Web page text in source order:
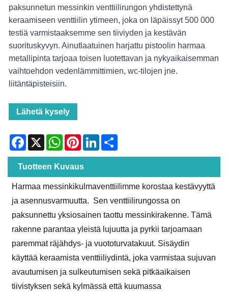
paksunnetun messinkin venttiilirungon yhdistettynä
keraamiseen venttiilin ytimeen, joka on läpäissyt 500 000
testiä varmistaaksemme sen tiiviyden ja kestävän
suorituskyvyn. Ainutlaatuinen harjattu pistoolin harmaa
metallipinta tarjoaa toisen luotettavan ja nykyaikaisemman
vaihtoehdon vedenlämmittimien, wc-tilojen jne.
liitäntäpisteisiin.
Lähetä kysely
Facebook
X WhatsAppPinterestLinkedIn
Tuotteen Kuvaus
Harmaa messinkikulmaventtiilimme korostaa kestävyyttä
ja asennusvarmuutta. Sen venttiilirungossa on
paksunnettu yksiosainen taottu messinkirakenne. Tämä
rakenne parantaa yleistä lujuutta ja pyrkii tarjoamaan
paremmat räjähdys- ja vuototurvatakuut. Sisäydin
käyttää keraamista venttiiliydintä, joka varmistaa sujuvan
avautumisen ja sulkeutumisen sekä pitkäaikaisen
tiivistyksen sekä kylmässä että kuumassa